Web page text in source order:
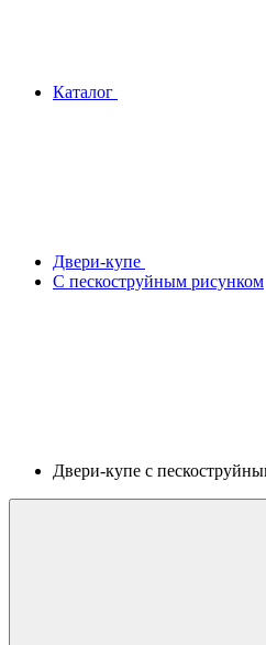
Каталог
Двери-купе
С пескоструйным рисунком
Двери-купе с